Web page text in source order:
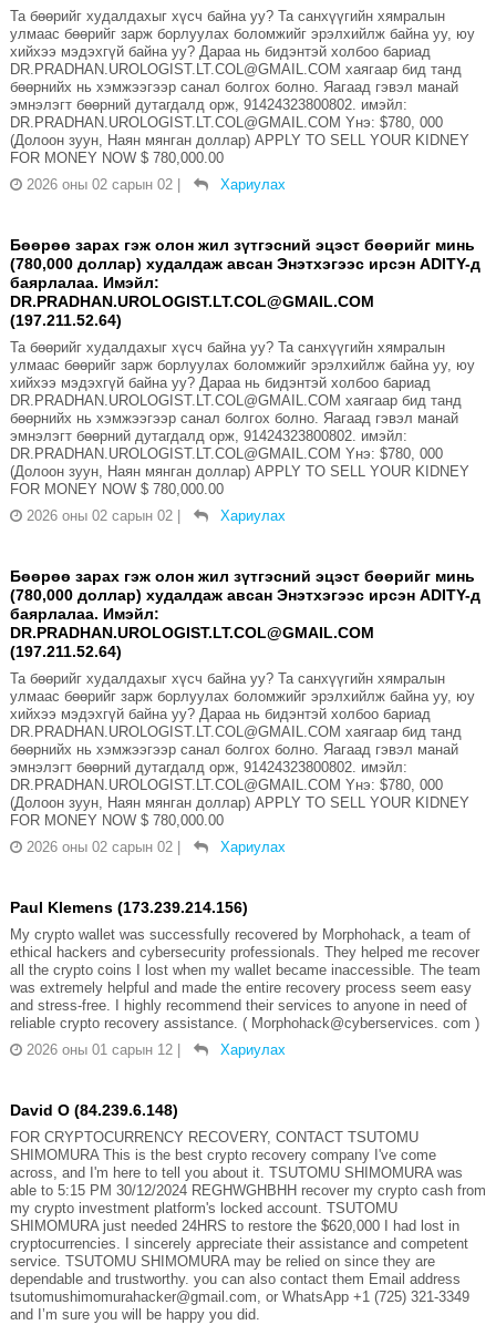
Та бөөрийг худалдахыг хүсч байна уу? Та санхүүгийн хямралын
улмаас бөөрийг зарж борлуулах боломжийг эрэлхийлж байна уу, юу
хийхээ мэдэхгүй байна уу? Дараа нь бидэнтэй холбоо бариад
DR.PRADHAN.UROLOGIST.LT.COL@GMAIL.COM хаягаар бид танд
бөөрнийх нь хэмжээгээр санал болгох болно. Яагаад гэвэл манай
эмнэлэгт бөөрний дутагдалд орж, 91424323800802. имэйл:
DR.PRADHAN.UROLOGIST.LT.COL@GMAIL.COM Yнэ: $780, 000
(Долоон зуун, Наян мянган доллар) APPLY TO SELL YOUR KIDNEY
FOR MONEY NOW $ 780,000.00
2026 оны 02 сарын 02
Хариулах
Бөөрөө зарах гэж олон жил зүтгэсний эцэст бөөрийг минь
(780,000 доллар) худалдаж авсан Энэтхэгээс ирсэн ADITY-д
баярлалаа. Имэйл:
DR.PRADHAN.UROLOGIST.LT.COL@GMAIL.COM
(197.211.52.64)
Та бөөрийг худалдахыг хүсч байна уу? Та санхүүгийн хямралын
улмаас бөөрийг зарж борлуулах боломжийг эрэлхийлж байна уу, юу
хийхээ мэдэхгүй байна уу? Дараа нь бидэнтэй холбоо бариад
DR.PRADHAN.UROLOGIST.LT.COL@GMAIL.COM хаягаар бид танд
бөөрнийх нь хэмжээгээр санал болгох болно. Яагаад гэвэл манай
эмнэлэгт бөөрний дутагдалд орж, 91424323800802. имэйл:
DR.PRADHAN.UROLOGIST.LT.COL@GMAIL.COM Yнэ: $780, 000
(Долоон зуун, Наян мянган доллар) APPLY TO SELL YOUR KIDNEY
FOR MONEY NOW $ 780,000.00
2026 оны 02 сарын 02
Хариулах
Бөөрөө зарах гэж олон жил зүтгэсний эцэст бөөрийг минь
(780,000 доллар) худалдаж авсан Энэтхэгээс ирсэн ADITY-д
баярлалаа. Имэйл:
DR.PRADHAN.UROLOGIST.LT.COL@GMAIL.COM
(197.211.52.64)
Та бөөрийг худалдахыг хүсч байна уу? Та санхүүгийн хямралын
улмаас бөөрийг зарж борлуулах боломжийг эрэлхийлж байна уу, юу
хийхээ мэдэхгүй байна уу? Дараа нь бидэнтэй холбоо бариад
DR.PRADHAN.UROLOGIST.LT.COL@GMAIL.COM хаягаар бид танд
бөөрнийх нь хэмжээгээр санал болгох болно. Яагаад гэвэл манай
эмнэлэгт бөөрний дутагдалд орж, 91424323800802. имэйл:
DR.PRADHAN.UROLOGIST.LT.COL@GMAIL.COM Yнэ: $780, 000
(Долоон зуун, Наян мянган доллар) APPLY TO SELL YOUR KIDNEY
FOR MONEY NOW $ 780,000.00
2026 оны 02 сарын 02
Хариулах
Paul Klemens (173.239.214.156)
My crypto wallet was successfully recovered by Morphohack, a team of
ethical hackers and cybersecurity professionals. They helped me recover
all the crypto coins I lost when my wallet became inaccessible. The team
was extremely helpful and made the entire recovery process seem easy
and stress-free. I highly recommend their services to anyone in need of
reliable crypto recovery assistance. ( Morphohack@cyberservices. com )
2026 оны 01 сарын 12
Хариулах
David O (84.239.6.148)
FOR CRYPTOCURRENCY RECOVERY, CONTACT TSUTOMU
SHIMOMURA This is the best crypto recovery company I've come
across, and I'm here to tell you about it. TSUTOMU SHIMOMURA was
able to 5:15 PM 30/12/2024 REGHWGHBHH recover my crypto cash from
my crypto investment platform's locked account. TSUTOMU
SHIMOMURA just needed 24HRS to restore the $620,000 I had lost in
cryptocurrencies. I sincerely appreciate their assistance and competent
service. TSUTOMU SHIMOMURA may be relied on since they are
dependable and trustworthy. you can also contact them Email address
tsutomushimomurahacker@gmail.com, or WhatsApp +1 (725) 321-3349
and I’m sure you will be happy you did.